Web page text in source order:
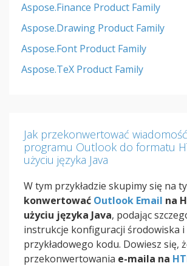
Aspose.Finance Product Family
Aspose.Drawing Product Family
Aspose.Font Product Family
Aspose.TeX Product Family
Jak przekonwertować
programu Outlook do formatu
użyciu języka Java
W tym przykładzie skupimy się na
konwertować Outlook Email na
użyciu języka Java, podając
instrukcje konfiguracji środowiska i
przykładowego kodu. Dowiesz się,
przekonwertowania e-maila na